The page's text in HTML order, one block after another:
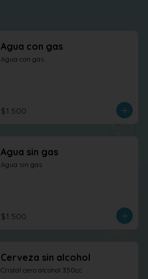
Agua con gas
Agua con gas
$1.500
Agua sin gas
Agua sin gas
$1.500
Cerveza sin alcohol
Cristal cero alcohol 350cc